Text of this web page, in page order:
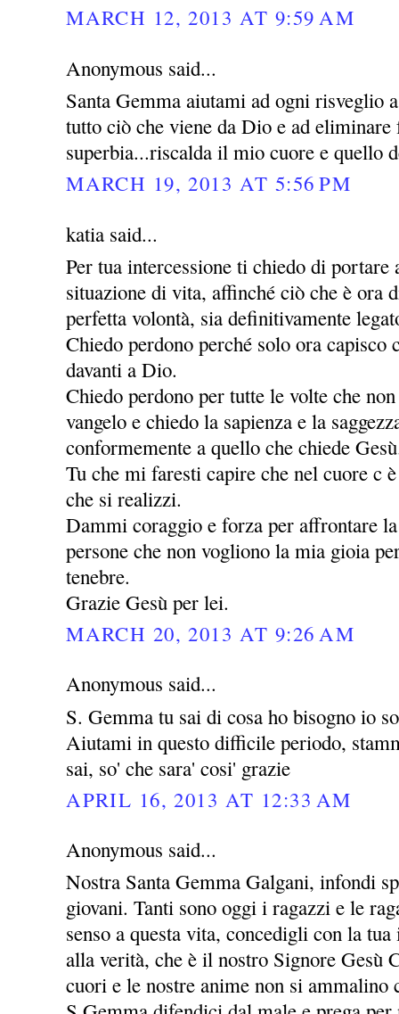
MARCH 12, 2013 AT 9:59 AM
Anonymous said...
Santa Gemma aiutami ad ogni risveglio
tutto ciò che viene da Dio e ad eliminare
superbia...riscalda il mio cuore e quello
MARCH 19, 2013 AT 5:56 PM
katia said...
Per tua intercessione ti chiedo di portare
situazione di vita, affinché ciò che è ora
perfetta volontà, sia definitivamente
Chiedo perdono perché solo ora
davanti a Dio.
Chiedo perdono per tutte le volte che
vangelo e chiedo la sapienza e la
conformemente a quello che chiede
Tu che mi faresti capire che nel cuore c
che si realizzi.
Dammi coraggio e forza per affrontare
persone che non vogliono la mia gioia
tenebre.
Grazie Gesù per lei.
MARCH 20, 2013 AT 9:26 AM
Anonymous said...
S. Gemma tu sai di cosa ho bisogno io
Aiutami in questo difficile periodo,
sai, so' che sara' cosi' grazie
APRIL 16, 2013 AT 12:33 AM
Anonymous said...
Nostra Santa Gemma Galgani, infondi
giovani. Tanti sono oggi i ragazzi e le
senso a questa vita, concedigli con la
alla verità, che è il nostro Signore Gesù
cuori e le nostre anime non si ammalino